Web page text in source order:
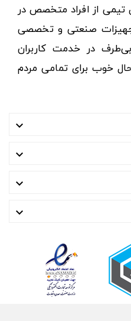
تیمی از افراد متخصص در
صنعتی و تخصصی
در خدمت کاربران
خوب برای تمامی مردم



